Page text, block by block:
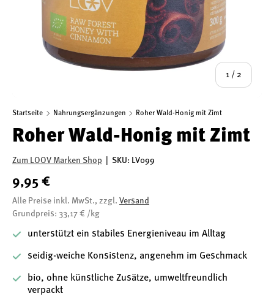
1 / von
2
Startseite Nahrungsergänzungen Roher Wald-Honig mit Zimt
Roher Wald-Honig mit Zimt
Zum LOOV Marken Shop SKU: LV099
9,95 €
Alle Preise inkl. MwSt., zzgl. Versand
Grundpreis: 33,17 € /kg
unterstützt ein stabiles Energieniveau im Alltag
seidig-weiche Konsistenz, angenehm im Geschmack
bio, ohne künstliche Zusätze, umweltfreundlich
verpackt